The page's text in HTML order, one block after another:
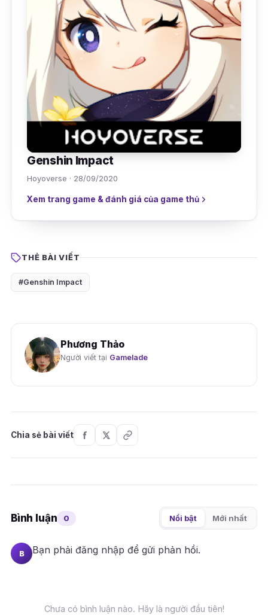
Genshin Impact
Hoyoverse · 28/09/2020
Xem trang game & đánh giá của game thủ
THẺ BÀI VIẾT
#Genshin Impact
Phương Thảo
Người viết tại Gamelade
Chia sẻ bài viết
Bình luận 0 Nổi bật Mới nhất
B Bạn phải đăng nhập để gửi phản hồi.
Chưa có bình luận nào. Hãy là người đầu tiên!